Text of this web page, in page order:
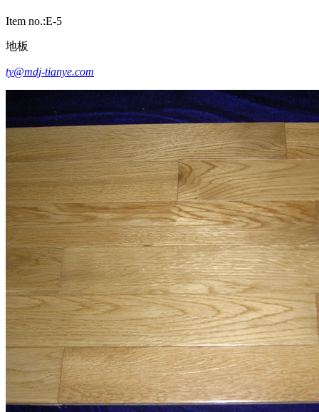
Item no.:E-5
地板
ty@mdj-tianye.com